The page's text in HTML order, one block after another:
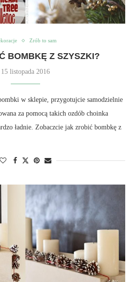
Zrób to sam
BOMBKĘ Z SZYSZKI?
15 listopada 2016
w sklepie, przygotujcie samodzielnie
za pomocą takich ozdób choinka
ładnie. Zobaczcie jak zrobić bombkę z